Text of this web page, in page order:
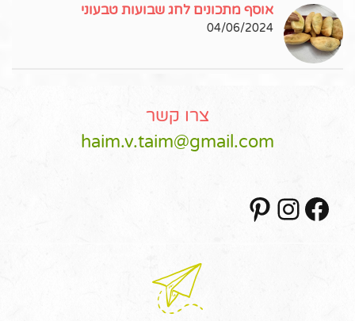
אוסף מתכונים לחג שבועות טבעוני
04/06/2024
צרו קשר
haim.v.taim@gmail.com
Facebook
Instagram